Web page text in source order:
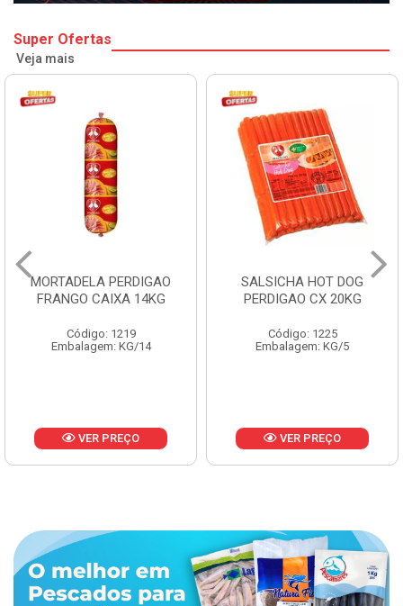
Super Ofertas
Veja mais
MORTADELA PERDIGAO
FRANGO CAIXA 14KG
Código: 1219
Embalagem: KG/14
VER PREÇO
SALSICHA HOT DOG
PERDIGAO CX 20KG
Código: 1225
Embalagem: KG/5
VER PREÇO